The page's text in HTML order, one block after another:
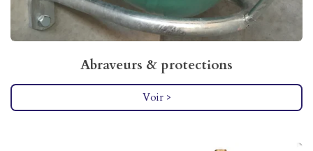
Abraveurs & protections
Voir >